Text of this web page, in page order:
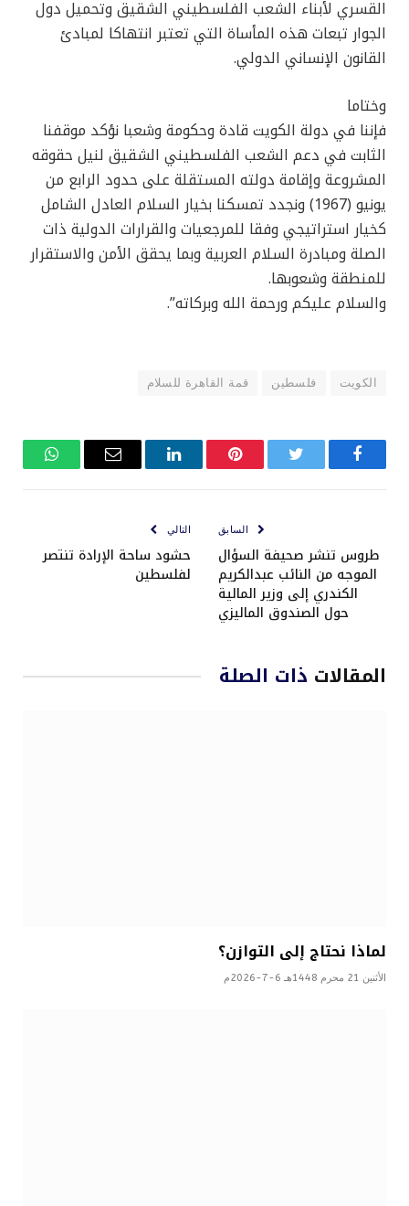
القسري لأبناء الشعب الفلسطيني الشقيق وتحميل دول
الجوار تبعات هذه المأساة التي تعتبر انتهاكا لمبادئ
القانون الإنساني الدولي.
وختاما
فإننا في دولة الكويت قادة وحكومة وشعبا نؤكد موقفنا
الثابت في دعم الشعب الفلسطيني الشقيق لنيل حقوقه
المشروعة وإقامة دولته المستقلة على حدود الرابع من
يونيو (1967) ونجدد تمسكنا بخيار السلام العادل الشامل
كخيار استراتيجي وفقا للمرجعيات والقرارات الدولية ذات
الصلة ومبادرة السلام العربية وبما يحقق الأمن والاستقرار
للمنطقة وشعوبها.
والسلام عليكم ورحمة الله وبركاته”.
الكويت فلسطين قمة القاهرة للسلام
فيسبوك تويتر بينتيريستلينكدإن
البريد
واتساب
السابق
طروس تنشر صحيفة السؤال
الموجه من النائب عبدالكريم
الكندري إلى وزير المالية
حول الصندوق الماليزي
التالي
حشود ساحة الإرادة تنتصر
لفلسطين
المقالات ذات الصلة
لماذا نحتاج إلى التوازن؟
الأثنين 21 محرم 1448هـ 6-7-2026م